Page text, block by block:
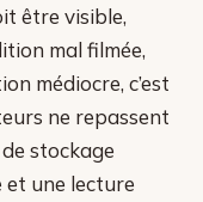
être visible,
mal filmée,
médiocre, c’est
ne repassent
stockage
et une lecture